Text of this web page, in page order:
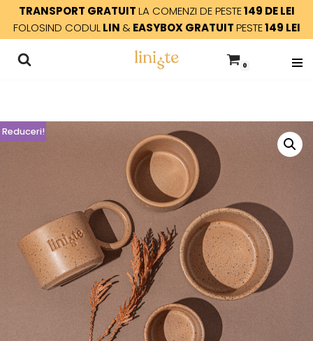
Sari
la
conținut
TRANSPORT GRATUITLA COMENZI DE PESTE149 DE LEI
FOLOSIND CODULLIN & EASYBOX GRATUITPESTE149 LEI
0
Reduceri!